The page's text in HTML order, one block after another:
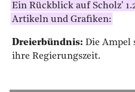
Ein Rückblick auf Scholz'
Artikeln und Grafiken:
Dreierbündnis: Die Ampel
ihre Regierungszeit.